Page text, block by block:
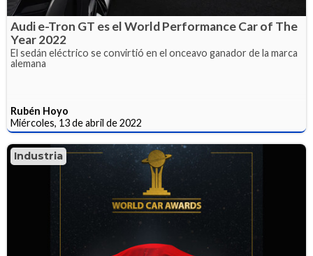
Audi e-Tron GT es el World Performance Car of The
Year 2022
El sedán eléctrico se convirtió en el onceavo ganador de la marca
alemana
Rubén Hoyo
Miércoles, 13 de abril de 2022
Industria